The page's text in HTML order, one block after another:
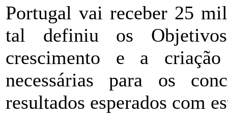
Portugal vai receber 25
tal definiu os
crescimento e a
necessárias para os
resultados esperados com